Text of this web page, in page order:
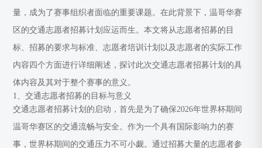
量，成为了赛事组织者面临的重要课题。在此背景下，温哥华赛
区的交通志愿者招募计划应运而生。本文将从志愿者招募的目
标、招募的要求与标准、志愿者培训计划以及志愿者的实际工作
内容四个方面进行详细阐述，探讨此次交通志愿者招募计划的具
体内容及其对于整个赛事的意义。
1、交通志愿者招募的目标与意义
交通志愿者招募计划的启动，首先是为了确保2026年世界杯期间
温哥华赛区的交通流畅与安全。作为一个具有国际影响力的赛
事，世界杯期间的交通压力不可小觑。通过招募大量的志愿者参